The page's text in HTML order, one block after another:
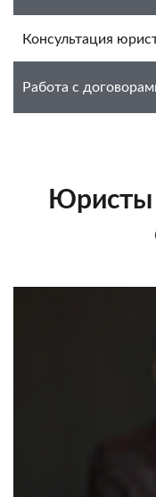
Консультация
Работа с
Юристы